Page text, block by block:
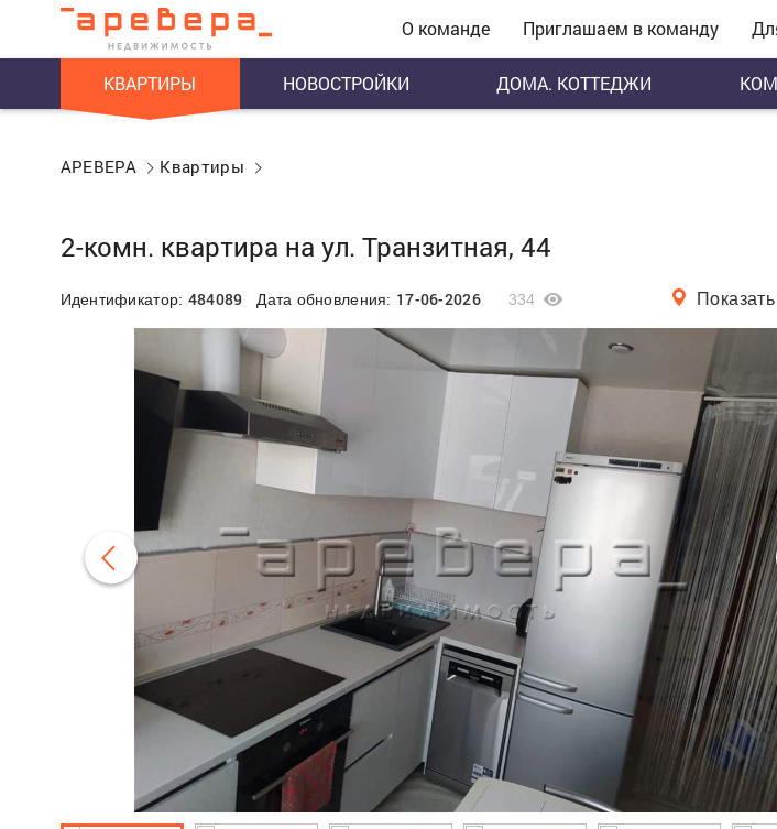
О команде Приглашаем в команду
КВАРТИРЫ НОВОСТРОЙКИ ДОМА. КОТТЕДЖИ
АРЕВЕРА Квартиры
2-комн. квартира на ул. Транзитная, 44
Идентификатор: 484089 Дата обновления: 17-06-2026 334